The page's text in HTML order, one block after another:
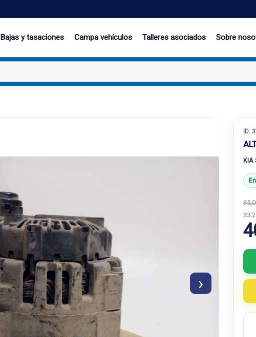
Bajas y tasaciones Campa vehículos Talleres asociados Sobre
›
ID:
KIA